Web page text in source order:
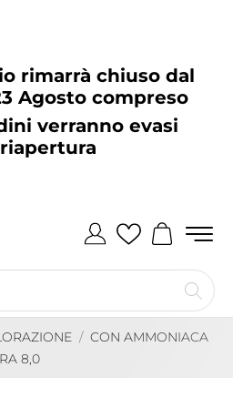
rimarrà chiuso dal
Agosto compreso
verranno evasi
CON AMMONIACA
8,0